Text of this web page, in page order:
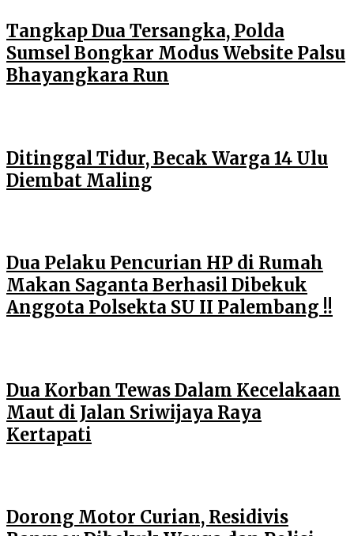
Tangkap Dua Tersangka, Polda
Sumsel Bongkar Modus Website Palsu
Bhayangkara Run
Ditinggal Tidur, Becak Warga 14 Ulu
Diembat Maling
Dua Pelaku Pencurian HP di Rumah
Makan Saganta Berhasil Dibekuk
Anggota Polsekta SU II Palembang !!
Dua Korban Tewas Dalam Kecelakaan
Maut di Jalan Sriwijaya Raya
Kertapati
Dorong Motor Curian, Residivis